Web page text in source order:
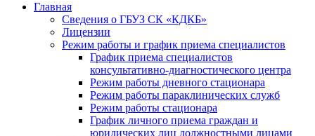
Главная
Сведения о ГБУЗ СК «КДКБ»
Лицензии
Режим работы и график приема специалистов
График приема специалистов
консультативно-диагностического центра
Режим работы дневного стационара
Режим работы параклинических служб
Режим работы стационара
График личного приема граждан и
юридических лиц должностными лицами